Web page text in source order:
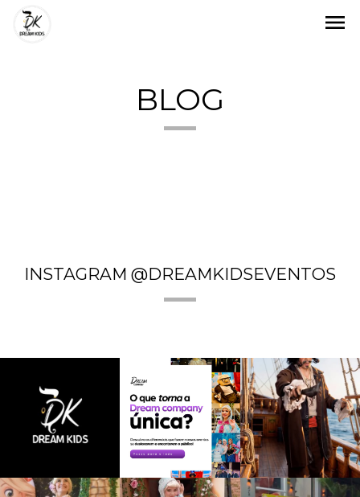
menu
BLOG
INSTAGRAM @DREAMKIDSEVENTOS